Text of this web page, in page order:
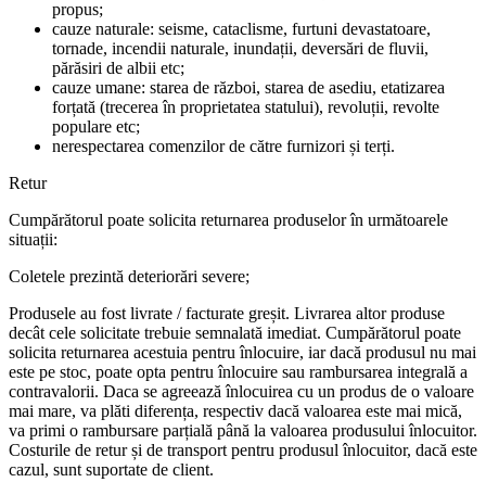
propus;
cauze naturale: seisme, cataclisme, furtuni devastatoare,
tornade, incendii naturale, inundații, deversări de fluvii,
părăsiri de albii etc;
cauze umane: starea de război, starea de asediu, etatizarea
forțată (trecerea în proprietatea statului), revoluții, revolte
populare etc;
nerespectarea comenzilor de către furnizori și terți.
Retur
Cumpărătorul poate solicita returnarea produselor în următoarele
situații:
Coletele prezintă deteriorări severe;
Produsele au fost livrate / facturate greșit. Livrarea altor produse
decât cele solicitate trebuie semnalată imediat. Cumpărătorul poate
solicita returnarea acestuia pentru înlocuire, iar dacă produsul nu mai
este pe stoc, poate opta pentru înlocuire sau rambursarea integrală a
contravalorii. Daca se agreează înlocuirea cu un produs de o valoare
mai mare, va plăti diferența, respectiv dacă valoarea este mai mică,
va primi o rambursare parțială până la valoarea produsului înlocuitor.
Costurile de retur și de transport pentru produsul înlocuitor, dacă este
cazul, sunt suportate de client.